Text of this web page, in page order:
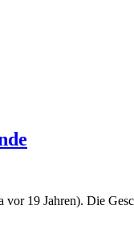
19 Jahren). Die